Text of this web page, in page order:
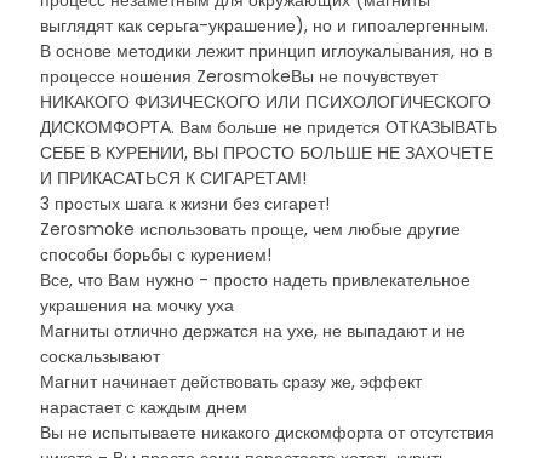
выглядят как серьга-украшение), но и гипоалергенным.
В основе методики лежит принцип иглоукалывания, но в
процессе ношения ZerosmokeВы не почувствует
НИКАКОГО ФИЗИЧЕСКОГО ИЛИ ПСИХОЛОГИЧЕСКОГО
ДИСКОМФОРТА. Вам больше не придется ОТКАЗЫВАТЬ
СЕБЕ В КУРЕНИИ, ВЫ ПРОСТО БОЛЬШЕ НЕ ЗАХОЧЕТЕ
И ПРИКАСАТЬСЯ К СИГАРЕТАМ!
3 простых шага к жизни без сигарет!
Zerosmoke использовать проще, чем любые другие
способы борьбы с курением!
Все, что Вам нужно - просто надеть привлекательное
украшения на мочку уха
Магниты отлично держатся на ухе, не выпадают и не
соскальзывают
Магнит начинает действовать сразу же, эффект
нарастает с каждым днем
Вы не испытываете никакого дискомфорта от отсутствия